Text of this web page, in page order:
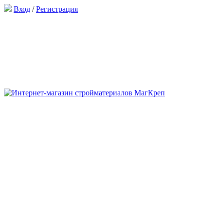
Вход /Регистрация